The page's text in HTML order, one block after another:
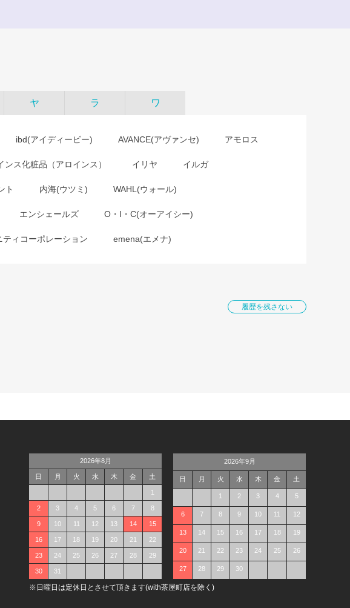
ヤ ラ ワ
ibd(アイディービー) AVANCE(アヴァンセ) アモロス
ンス化粧品（アロインス） イリヤ イルガ
ト 内海(ウツミ) WAHL(ウォール)
エンシェールズ O・I・C(オーアイシー)
ティコーポレーション emena(エメナ)
履歴を残さない
2026年8月
日 月 火 水 木 金 土
1
2 3 4 5 6 7 8
9 10 11 12 13 14 15
16 17 18 19 20 21 22
23 24 25 26 27 28 29
30 31
2026年9月
日 月 火 水 木 金 土
1 2 3 4 5
6 7 8 9 10 11 12
13 14 15 16 17 18 19
20 21 22 23 24 25 26
27 28 29 30
※日曜日は定休日とさせて頂きます(with茶屋町店を除く)